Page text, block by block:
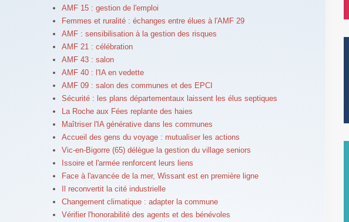
AMF 15 : gestion de l'emploi
Femmes et ruralité : échanges entre élues à l'AMF 29
AMF : sensibilisation à la gestion des risques
AMF 21 : célébration
AMF 43 : salon
AMF 40 : l'IA en vedette
AMF 09 : salon des communes et des EPCI
Sécurité : les plans départementaux laissent les élus septiques
La Roche aux Fées replante des haies
Maîtriser l'IA générative dans les communes
Accueil des gens du voyage : mutualiser les actions
Vic-en-Bigorre (65) délègue la gestion du village seniors
Issoire et l'armée renforcent leurs liens
Face à l'avancée de la mer, Wissant est en première ligne
Il reconvertit la cité industrielle
Changement climatique : adapter la commune
Vérifier l'honorabilité des agents et des bénévoles